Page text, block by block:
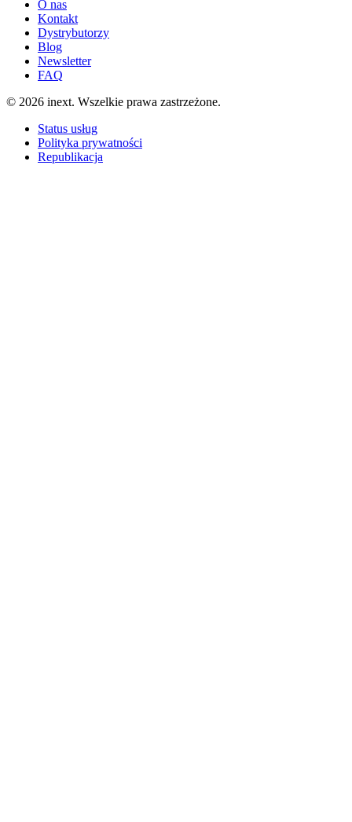
O nas
Kontakt
Dystrybutorzy
Blog
Newsletter
FAQ
© 2026 inext. Wszelkie prawa zastrzeżone.
Status usług
Polityka prywatności
Republikacja